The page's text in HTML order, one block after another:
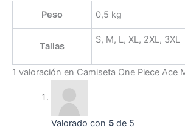
Peso
0,5 kg
Tallas
S, M, L, XL, 2XL, 3XL
1 valoración en Camiseta One Piece Ace
Valorado con 5de 5